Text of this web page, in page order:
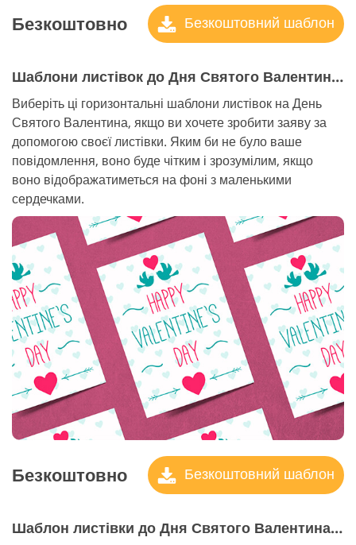
Безкоштовно Безкоштовний шаблон
Шаблони листівок до Дня Святого Валентина №5 "Valentine"s Day Cards"
Виберіть ці горизонтальні шаблони листівок на День
Святого Валентина, якщо ви хочете зробити заяву за
допомогою своєї листівки. Яким би не було ваше
повідомлення, воно буде чітким і зрозумілим, якщо
воно відображатиметься на фоні з маленькими
сердечками.
Безкоштовно Безкоштовний шаблон
Шаблон листівки до Дня Святого Валентина №6 "My Heart"